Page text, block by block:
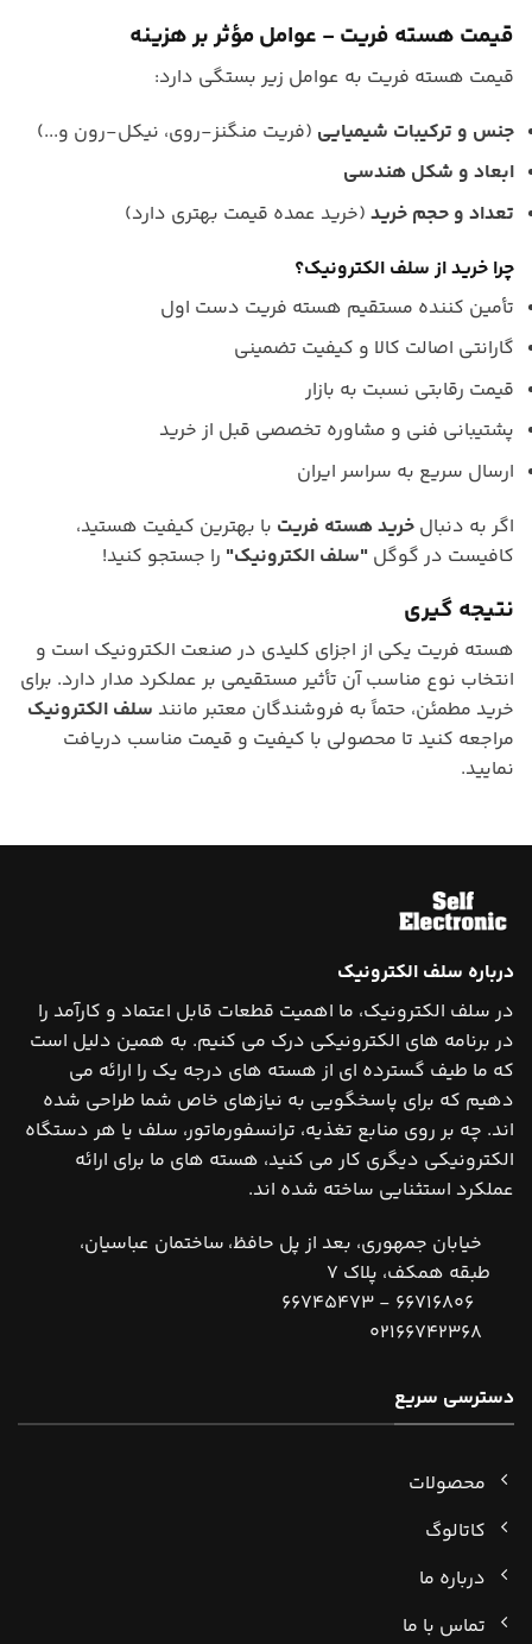
قیمت هسته فریت - عوامل مؤثر بر هزینه
قیمت هسته فریت به عوامل زیر بستگی دارد:
جنس و ترکیبات شیمیایی (فریت منگنز-روی، نیکل-رون و...)
ابعاد و شکل هندسی
تعداد و حجم خرید (خرید عمده قیمت بهتری دارد)
چرا خرید از سلف الکترونیک؟
تأمین کننده مستقیم هسته فریت دست اول
گارانتی اصالت کالا و کیفیت تضمینی
قیمت رقابتی نسبت به بازار
پشتیبانی فنی و مشاوره تخصصی قبل از خرید
ارسال سریع به سراسر ایران
اگر به دنبال خرید هسته فریت با بهترین کیفیت هستید،
کافیست در گوگل "سلف الکترونیک" را جستجو کنید!
نتیجه گیری
هسته فریت یکی از اجزای کلیدی در صنعت الکترونیک است و
انتخاب نوع مناسب آن تأثیر مستقیمی بر عملکرد مدار دارد. برای
خرید مطمئن، حتماً به فروشندگان معتبر مانند سلف الکترونیک
مراجعه کنید تا محصولی با کیفیت و قیمت مناسب دریافت
نمایید.
درباره سلف الکترونیک
در سلف الکترونیک، ما اهمیت قطعات قابل اعتماد و کارآمد را
در برنامه های الکترونیکی درک می کنیم. به همین دلیل است
که ما طیف گسترده ای از هسته های درجه یک را ارائه می
دهیم که برای پاسخگویی به نیازهای خاص شما طراحی شده
اند. چه بر روی منابع تغذیه، ترانسفورماتور، سلف یا هر دستگاه
الکترونیکی دیگری کار می کنید، هسته های ما برای ارائه
عملکرد استثنایی ساخته شده اند.
خیابان جمهوری، بعد از پل حافظ، ساختمان عباسیان،
طبقه همکف، پلاک 7
-
66745473
دسترسی سریع
محصولات
کاتالوگ
درباره ما
تماس با ما